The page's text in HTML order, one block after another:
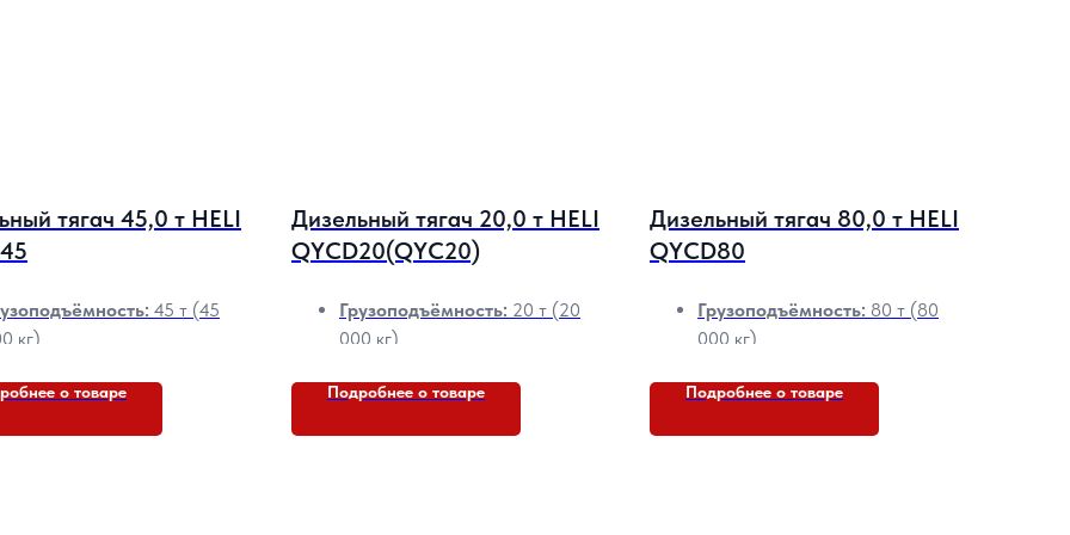
тягач 45,0 т HELI
45 т (45
кг)
6750 кг
о товаре
Дизельный тягач 20,0 т HELI
QYCD20(QYC20)
Грузоподъёмность: 20 т (20
000 кг)
Радиус поворота:
Подробнее о товаре
Дизельный тягач 80,0 т HELI
QYCD80
Грузоподъёмность: 80 т (80
000 кг)
CA6DF3
Подробнее о товаре